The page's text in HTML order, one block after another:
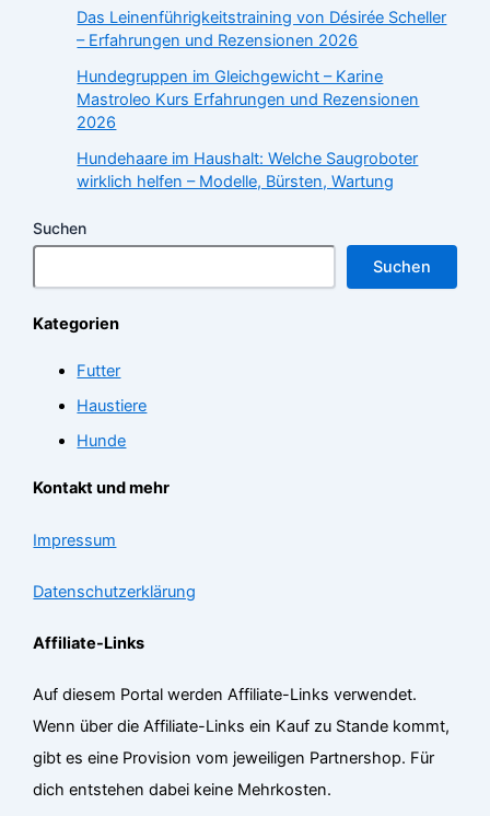
Das Leinenführigkeitstraining von Désirée Scheller
– Erfahrungen und Rezensionen 2026
Hundegruppen im Gleichgewicht – Karine
Mastroleo Kurs Erfahrungen und Rezensionen
2026
Hundehaare im Haushalt: Welche Saugroboter
wirklich helfen – Modelle, Bürsten, Wartung
Suchen
Suchen
Kategorien
Futter
Haustiere
Hunde
Kontakt und mehr
Impressum
Datenschutzerklärung
Affiliate-Links
Auf diesem Portal werden Affiliate-Links verwendet.
Wenn über die Affiliate-Links ein Kauf zu Stande kommt,
gibt es eine Provision vom jeweiligen Partnershop. Für
dich entstehen dabei keine Mehrkosten.